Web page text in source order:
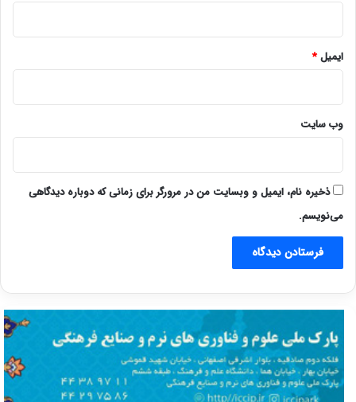
ایمیل*
وب‌ سایت
ذخیره نام، ایمیل و وبسایت من در مرورگر برای زمانی که دوباره دیدگاهی
می‌نویسم.